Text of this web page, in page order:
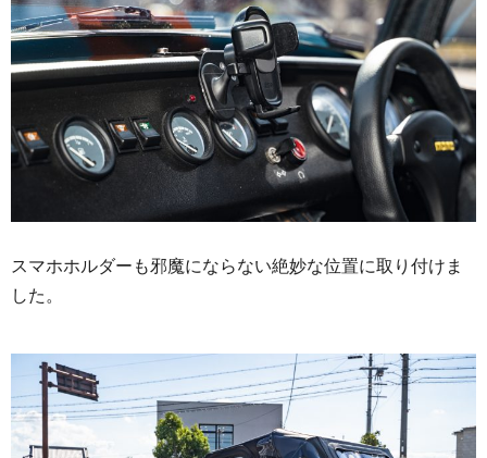
スマホホルダーも邪魔にならない絶妙な位置に取り付けま
した。